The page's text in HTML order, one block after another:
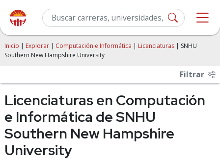
Inicio | Explorar | Computación e Informática | Licenciaturas | SNHU
Southern New Hampshire University
Filtrar
Licenciaturas en Computación
e Informática de SNHU
Southern New Hampshire
University